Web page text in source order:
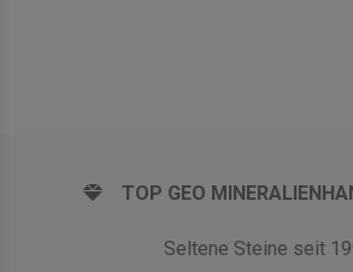
TOP GEO
Seltene Steine seit